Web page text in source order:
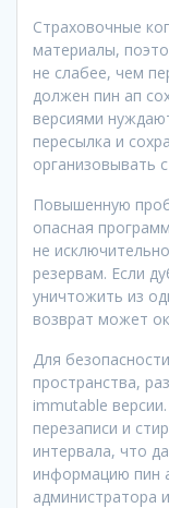
Страховочные
материалы,
не слабее, чем
должен пин ап
версиями
пересылка и
организовывать
Повышенную
опасная
не
резервам. Если
уничтожить из
возврат может
Для
пространства,
immutable
перезаписи и
интервала, что
информацию пин
администратора